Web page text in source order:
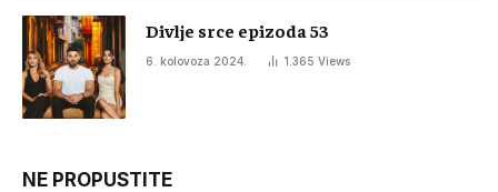
Divlje srce epizoda 53
6. kolovoza 2024. 1.365 Views
NE PROPUSTITE